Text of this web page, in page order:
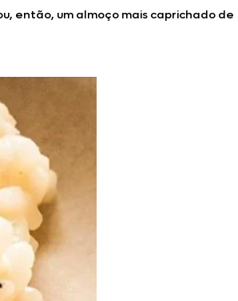
então, um almoço mais caprichado de